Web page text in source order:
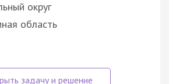
округ
область